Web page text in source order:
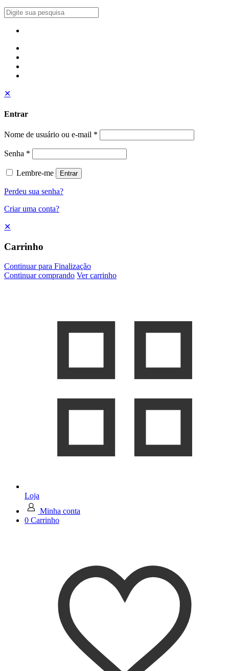
✕
Entrar
Nome de usuário ou e-mail *
Senha *
Lembre-me Entrar
Perdeu sua senha?
Criar uma conta?
✕
Carrinho
Continuar para Finalização
Continuar comprando Ver carrinho
Loja
Minha conta
0 Carrinho